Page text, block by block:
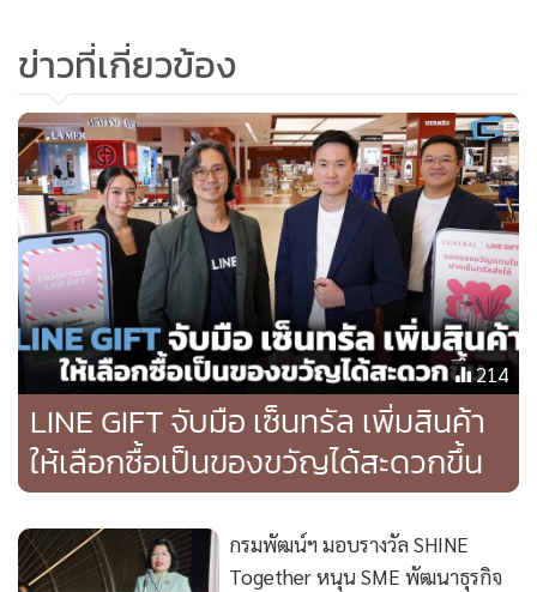
ช้อปปิ้งเดสติเนชั่นในทุกๆ โอกาส โดยเฉพาะ Gift Destination
แห่งการมอบของขวัญ เรายินดีอย่างยิ่งที่ได้จับมือกับพันธมิตรที่มี
แนวคิดเดียวกันในการสร้างความสุขให้ลูกค้า อย่าง LINE GIFT
เพิ่มอีกหนึ่งบริการพิเศษที่นำเสนอหลากหลายแบรนด์ชั้นนำจาก
ห้างเซ็นทรัล ส่งตรงถึงผู้รับด้วย LINE GIFT อย่างรวดเร็ว และน่า
ประทับใจด้วยบริการห่อของขวัญสุดพรีเมียมเสมือนช้อปที่ห้างฯ
ความร่วมมือในครั้งนี้ จึงเป็นการยกระดับประสบการณ์ช้อปครั้ง
สำคัญ ในการดูแลลูกค้าของเราที่มีอยู่ทั่วประเทศให้ของขวัญจาก
ห้างเซ็นทรัลไปถึงมือผู้รับอย่างสมบูรณ์แบบ ซึ่งในอนาคตเราได้
เตรียมขยายความร่วมกับ LINE GIFT ในเฟสต่อไปตลอดทั้งปี”
แคมเปญ LINE GIFT X CENTRAL นี้ ไม่เพียงแต่เป็นอีกหนึ่ง
บริการสุดพิเศษที่มอบของขวัญได้อย่างสะดวก รวดเร็ว และทัน
พิถีพิถันเหมาะกับในทุกๆ โอกาสตลอดทั้งปี ไม่ว่าจะเป็นช่วง
เวลาพิเศษที่มอบให้ตนเองหรือคนที่เรารัก อย่าง วันเกิด วันครบ
ข่าวที่เกี่ยวข้อง
214
LINE GIFT จับมือ เซ็นทรัล เพิ่มสินค้า
ให้เลือกซื้อเป็นของขวัญได้สะดวกขึ้น
กรมพัฒน์ฯ มอบรางวัล SHINE
Together หนุน SME พัฒนาธุรกิจ